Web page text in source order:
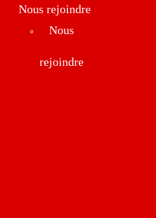
Nous
rejoindre
Nous rejoindre